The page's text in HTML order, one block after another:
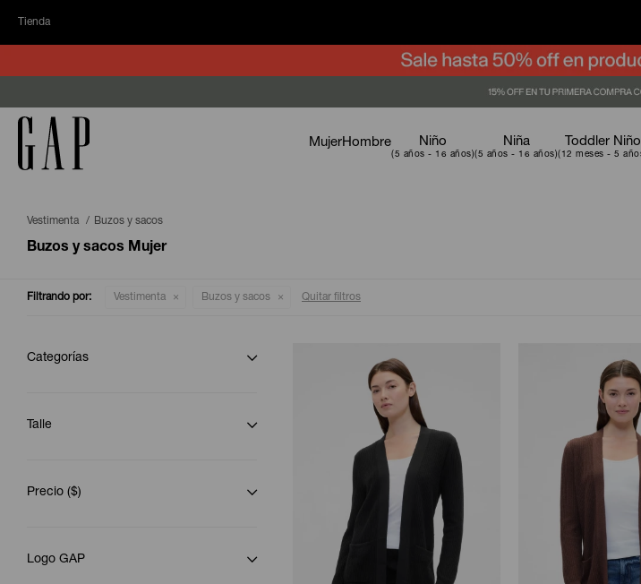
Tienda
MujerHombre Niño Niña Toddler Niño
Vestimenta Buzos y sacos
Buzos y sacos Mujer
Filtrando por: Vestimenta Buzos y sacos Quitar filtros
Categorías
Talle
Precio ($)
Logo GAP